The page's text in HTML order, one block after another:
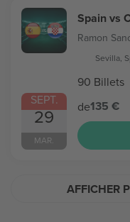
SEPT.
29
MAR.
Spain vs
Ramon
Sevilla,
90 Billets
de135 €
AFFICHER